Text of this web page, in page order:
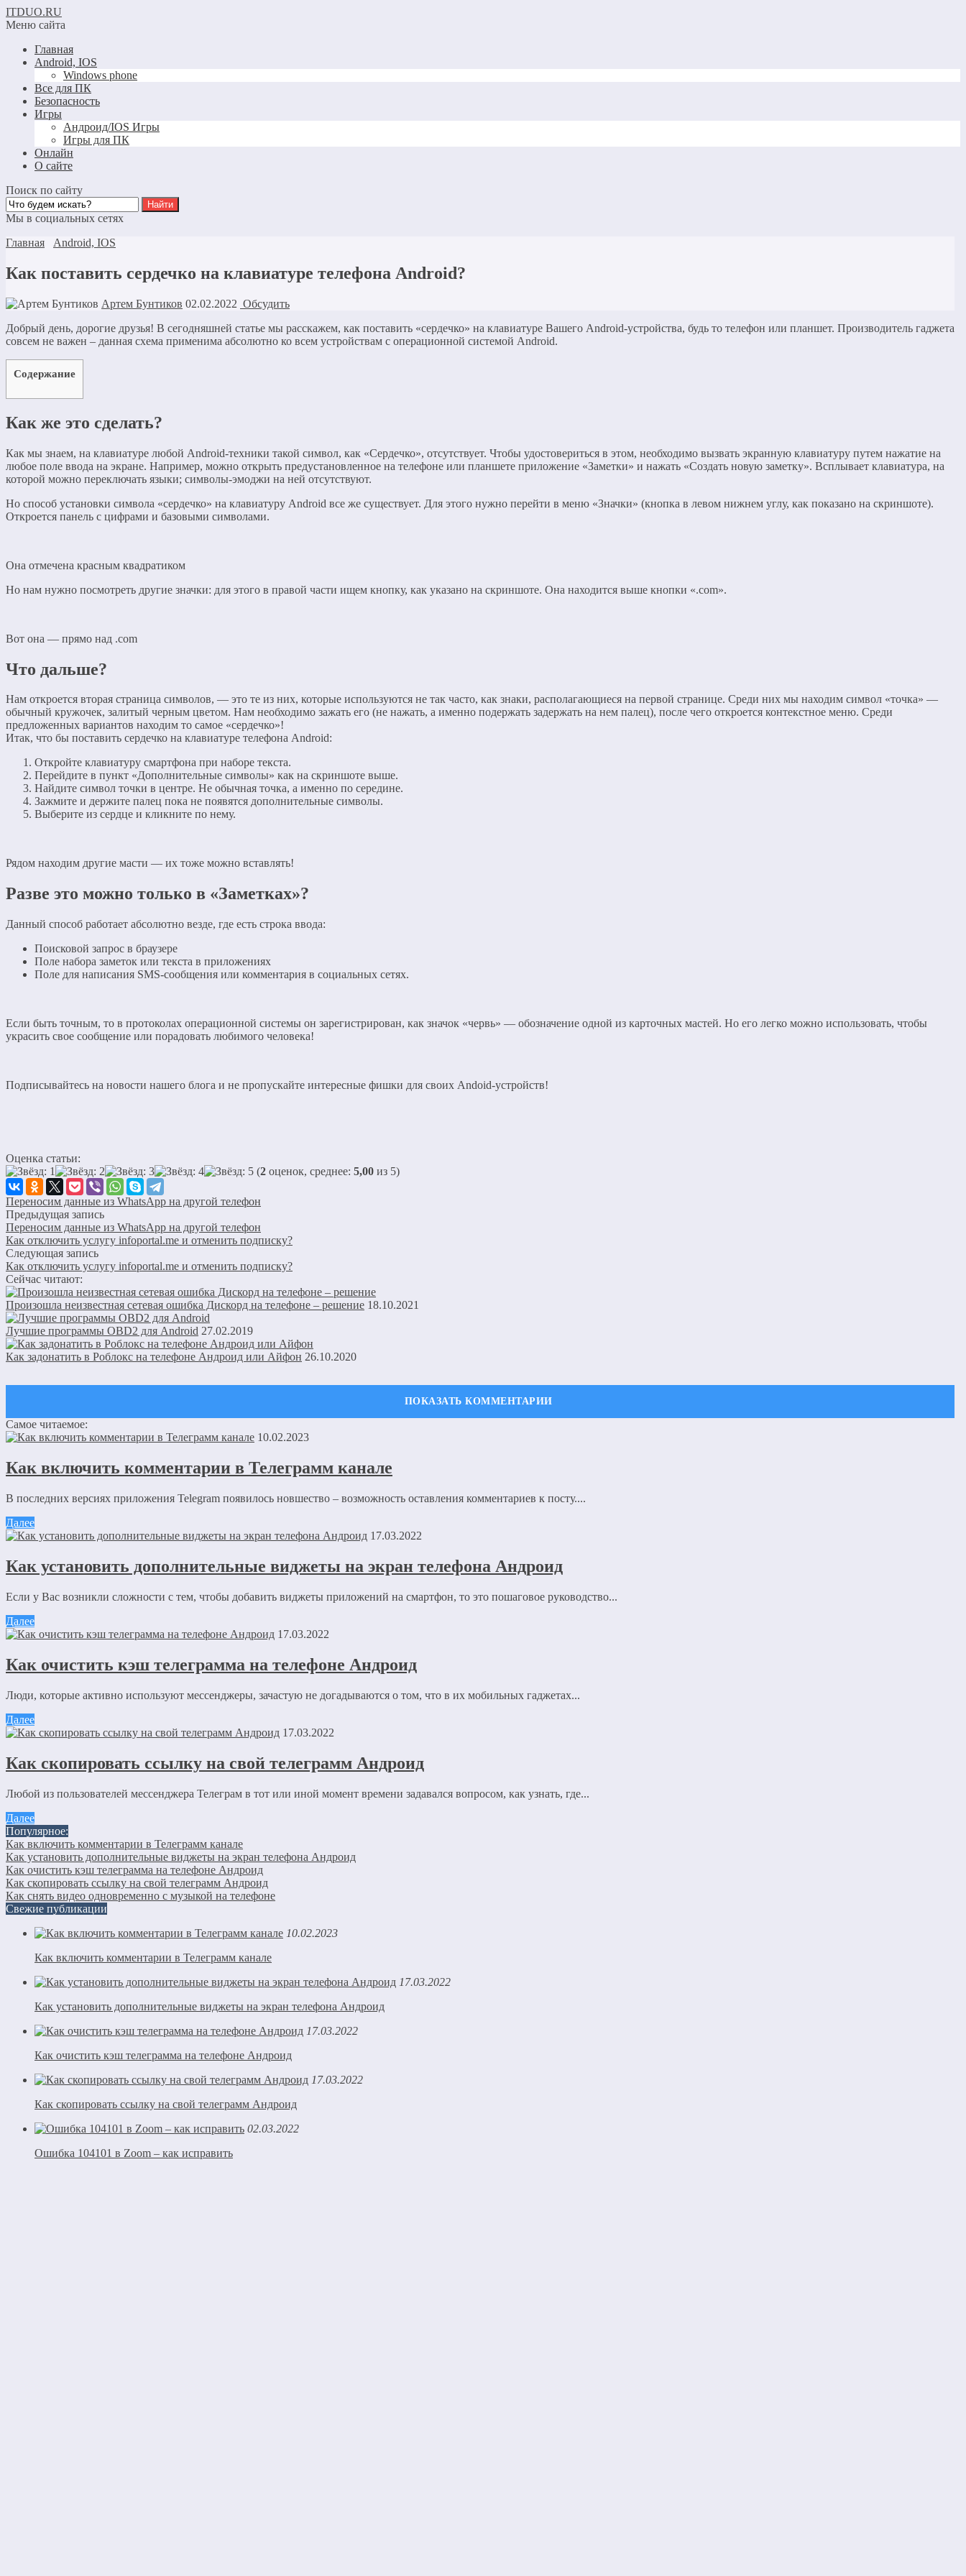
ITDUO.RU
Меню сайта
Главная
Android, IOS
Windows phone
Все для ПК
Безопасность
Игры
Андроид/IOS Игры
Игры для ПК
Онлайн
О сайте
Поиск по сайту
Мы в социальных сетях
Главная
Android, IOS
Как поставить сердечко на клавиатуре телефона Android?
Артем Бунтиков 02.02.2022 Обсудить
Добрый день, дорогие друзья! В сегодняшней статье мы расскажем, как поставить «сердечко» на клавиатуре Вашего Android-устройства, будь то телефон или планшет. Производитель гаджета
совсем не важен – данная схема применима абсолютно ко всем устройствам с операционной системой Android.
Содержание
Как же это сделать?
Как мы знаем, на клавиатуре любой Android-техники такой символ, как «Сердечко», отсутствует. Чтобы удостовериться в этом, необходимо вызвать экранную клавиатуру путем нажатие на
любое поле ввода на экране. Например, можно открыть предустановленное на телефоне или планшете приложение «Заметки» и нажать «Создать новую заметку». Всплывает клавиатура, на
которой можно переключать языки; символы-эмоджи на ней отсутствуют.
Но способ установки символа «сердечко» на клавиатуру Android все же существует. Для этого нужно перейти в меню «Значки» (кнопка в левом нижнем углу, как показано на скриншоте).
Откроется панель с цифрами и базовыми символами.
Она отмечена красным квадратиком
Но нам нужно посмотреть другие значки: для этого в правой части ищем кнопку, как указано на скриншоте. Она находится выше кнопки «.com».
Вот она — прямо над .com
Что дальше?
Нам откроется вторая страница символов, — это те из них, которые используются не так часто, как знаки, располагающиеся на первой странице. Среди них мы находим символ «точка» —
обычный кружочек, залитый черным цветом. Нам необходимо зажать его (не нажать, а именно подержать задержать на нем палец), после чего откроется контекстное меню. Среди
предложенных вариантов находим то самое «сердечко»!
Итак, что бы поставить сердечко на клавиатуре телефона Android:
Откройте клавиатуру смартфона при наборе текста.
Перейдите в пункт «Дополнительные символы» как на скриншоте выше.
Найдите символ точки в центре. Не обычная точка, а именно по середине.
Зажмите и держите палец пока не появятся дополнительные символы.
Выберите из сердце и кликните по нему.
Рядом находим другие масти — их тоже можно вставлять!
Разве это можно только в «Заметках»?
Данный способ работает абсолютно везде, где есть строка ввода:
Поисковой запрос в браузере
Поле набора заметок или текста в приложениях
Поле для написания SMS-сообщения или комментария в социальных сетях.
Если быть точным, то в протоколах операционной системы он зарегистрирован, как значок «червь» — обозначение одной из карточных мастей. Но его легко можно использовать, чтобы
украсить свое сообщение или порадовать любимого человека!
Подписывайтесь на новости нашего блога и не пропускайте интересные фишки для своих Andoid-устройств!
Оценка статьи:
(2 оценок, среднее: 5,00 из 5)
Переносим данные из WhatsApp на другой телефон
Предыдущая запись
Переносим данные из WhatsApp на другой телефон
Как отключить услугу infoportal.me и отменить подписку?
Следующая запись
Как отключить услугу infoportal.me и отменить подписку?
Сейчас читают:
Произошла неизвестная сетевая ошибка Дискорд на телефоне – решение 18.10.2021
Лучшие программы OBD2 для Android 27.02.2019
Как задонатить в Роблокс на телефоне Андроид или Айфон 26.10.2020
Оставить комментарий
Ваш адрес email не будет опубликован.
Обязательные поля помечены
Комментарий*
Имя
Email
Сайт
Сохранить моё имя, email и адрес сайта в этом браузере для последующих моих комментариев.
Отправляя сообщение, Вы разрешаете сбор и обработку персональных данных.
Самое читаемое:
10.02.2023
Как включить комментарии в Телеграмм канале
В последних версиях приложения Telegram появилось новшество – возможность оставления комментариев к посту....
Далее
17.03.2022
Как установить дополнительные виджеты на экран телефона Андроид
Если у Вас возникли сложности с тем, чтобы добавить виджеты приложений на смартфон, то это пошаговое руководство...
Далее
17.03.2022
Как очистить кэш телеграмма на телефоне Андроид
Люди, которые активно используют мессенджеры, зачастую не догадываются о том, что в их мобильных гаджетах...
Далее
17.03.2022
Как скопировать ссылку на свой телеграмм Андроид
Любой из пользователей мессенджера Телеграм в тот или иной момент времени задавался вопросом, как узнать, где...
Далее
Популярное:
Как включить комментарии в Телеграмм канале
Как установить дополнительные виджеты на экран телефона Андроид
Как очистить кэш телеграмма на телефоне Андроид
Как скопировать ссылку на свой телеграмм Андроид
Как снять видео одновременно с музыкой на телефоне
Свежие публикации
10.02.2023
Как включить комментарии в Телеграмм канале
17.03.2022
Как установить дополнительные виджеты на экран телефона Андроид
17.03.2022
Как очистить кэш телеграмма на телефоне Андроид
17.03.2022
Как скопировать ссылку на свой телеграмм Андроид
02.03.2022
Ошибка 104101 в Zoom – как исправить